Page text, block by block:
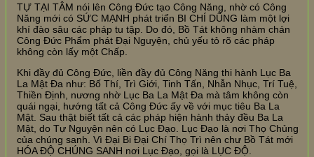
TỰ TẠI TÂM nói lên Công Đức tạo Công Năng, nhờ có Công
Năng mới có SỨC MẠNH phát triển BI CHÍ DŨNG làm một lợi
khí đào sâu các pháp tu tập. Do đó, Bồ Tát không nhàm chán
Công Đức Phẩm phát Đại Nguyện, chủ yếu tỏ rõ các pháp
không còn lấy một Chấp.
Khi đầy đủ Công Đức, liền đầy đủ Công Năng thi hành Lục Ba
La Mật Đa như: Bố Thí, Trì Giới, Tinh Tấn, Nhẫn Nhục, Trí Tuệ,
Thiền Định, nương nhờ Lục Ba La Mật Đa mà tâm không còn
quái ngại, hướng tất cả Công Đức ấy về với mục tiêu Ba La
Mật. Sau thật biết tất cả các pháp hiện hành thảy đều Ba La
Mật, do Tự Nguyện nên có Lục Đạo. Lục Đạo là nơi Thọ Chủng
của chúng sanh. Vì Đại Bi Đại Chí Thọ Trì nên chư Bồ Tát mới
HÓA ĐỘ CHÚNG SANH nơi Lục Đạo, gọi là LỤC ĐỘ.